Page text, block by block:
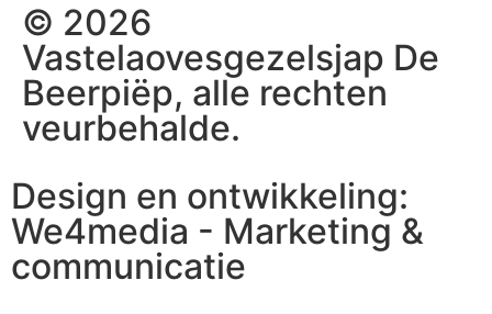
© 2026
Vastelaovesgezelsjap De
Beerpiëp, alle rechten
veurbehalde.
Design en ontwikkeling:
We4media - Marketing &
communicatie